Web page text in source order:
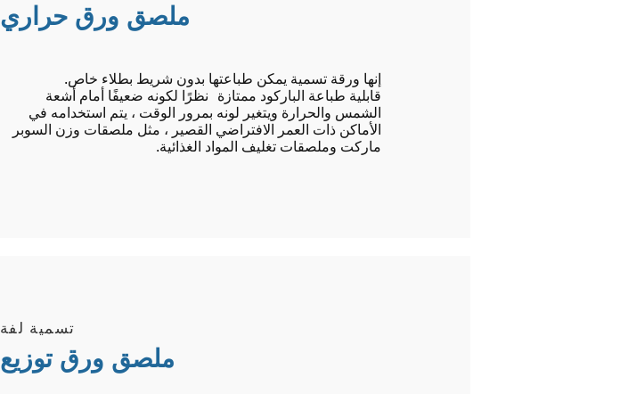
ملصق ورق حراري
إنها ورقة تسمية يمكن طباعتها بدون شريط بطلاء خاص.
قابلية طباعة الباركود ممتازة
نظرًا لكونه ضعيفًا أمام أشعة
الشمس والحرارة ويتغير لونه بمرور الوقت ، يتم استخدامه في
الأماكن ذات العمر الافتراضي القصير ، مثل ملصقات وزن السوبر
ماركت وملصقات تغليف المواد الغذائية.
تسمية لفة
​ملصق ورق توزيع